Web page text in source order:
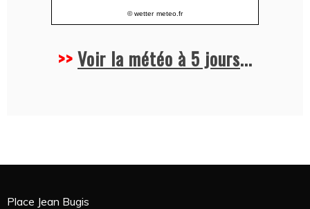
© wetter meteo.fr
>>Voir la météo à 5 jours...
Place Jean Bugis